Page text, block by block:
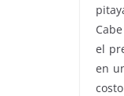
el
en